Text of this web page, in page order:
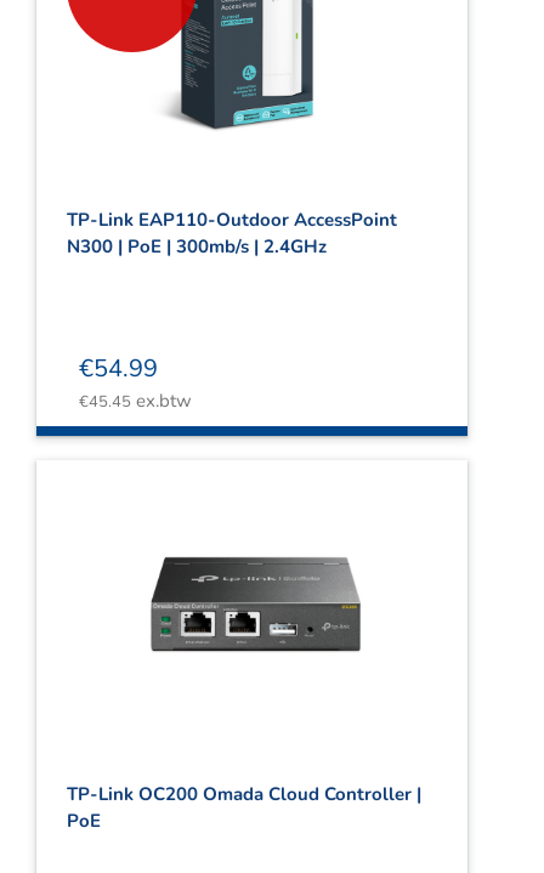
TP-Link EAP110-Outdoor AccessPoint
N300 | PoE | 300mb/s | 2.4GHz
€54.99
€45.45 ex.btw
TP-Link OC200 Omada Cloud Controller |
PoE